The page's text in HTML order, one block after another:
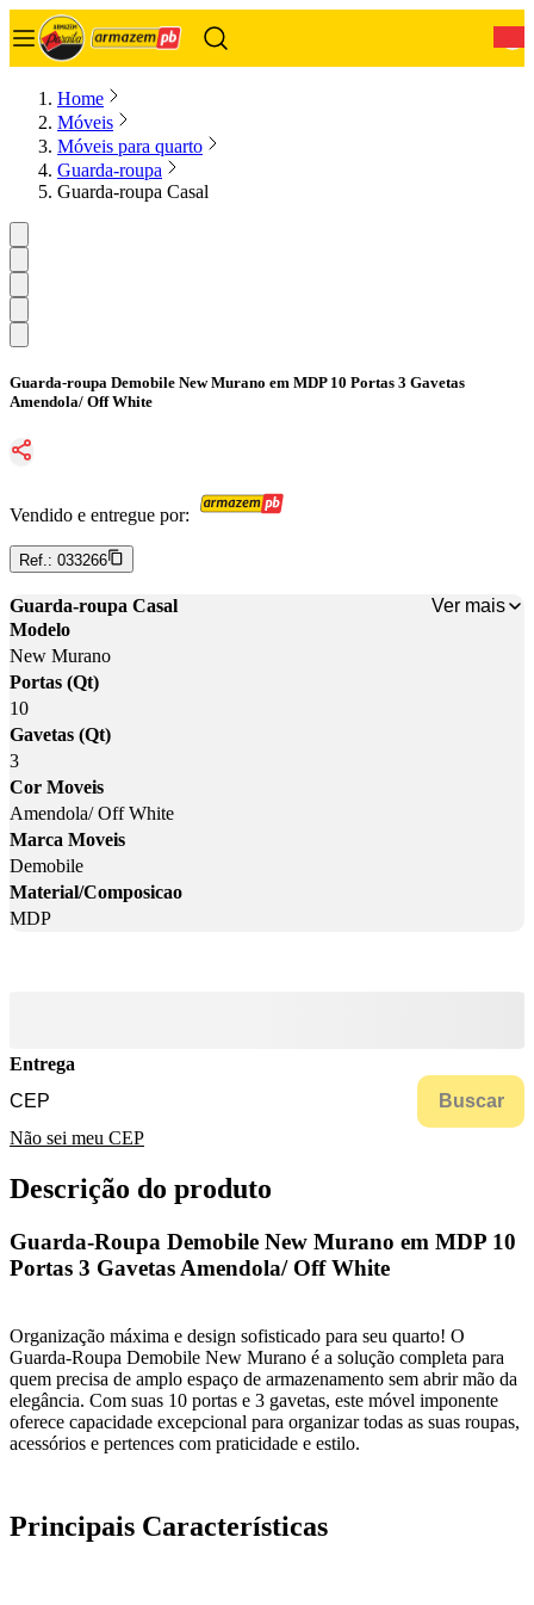
Home
Móveis
Móveis para quarto
Guarda-roupa
Guarda-roupa Casal
Guarda-roupa Demobile New Murano em MDP 10 Portas 3 Gavetas
Amendola/ Off White
Vendido e entregue por:
Ref.: 033266
Guarda-roupa Casal
Ver mais
Modelo
New Murano
Portas (Qt)
10
Gavetas (Qt)
3
Cor Moveis
Amendola/ Off White
Marca Moveis
Demobile
Material/Composicao
MDP
Entrega
Buscar
Não sei meu CEP
Descrição do produto
Guarda-Roupa Demobile New Murano em MDP 10
Portas 3 Gavetas Amendola/ Off White
Organização máxima e design sofisticado para seu quarto! O
Guarda-Roupa Demobile New Murano é a solução completa para
quem precisa de amplo espaço de armazenamento sem abrir mão da
elegância. Com suas 10 portas e 3 gavetas, este móvel imponente
oferece capacidade excepcional para organizar todas as suas roupas,
acessórios e pertences com praticidade e estilo.
Principais Características